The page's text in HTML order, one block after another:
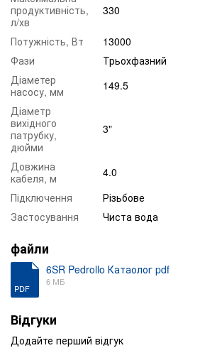
продуктивність,
л/хв
330
Потужність, Вт
13000
Фази
Трьохфазний
Діаметер
насосу, мм
149.5
Діаметр
вихідного
патрубку,
дюйми
3"
Довжина
кабеля, м
4.0
Підключення
Різьбове
Застосування
Чиста вода
файли
PDF
6SR Pedrollo Катаолог pdf
6 МБ
Відгуки
Додайте перший відгук